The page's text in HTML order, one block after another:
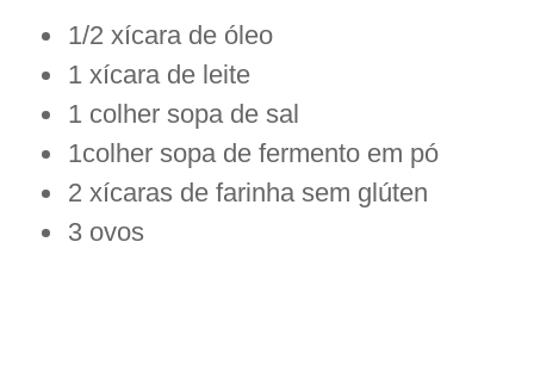
1/2 xícara de óleo
1 xícara de leite
1 colher sopa de sal
1colher sopa de fermento em pó
2 xícaras de farinha sem glúten
3 ovos